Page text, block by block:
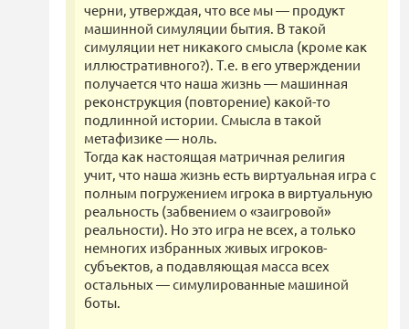
черни, утверждая, что все мы — продукт
машинной симуляции бытия. В такой
симуляции нет никакого смысла (кроме как
иллюстративного?). Т.е. в его утверждении
получается что наша жизнь — машинная
реконструкция (повторение) какой-то
подлинной истории. Смысла в такой
метафизике — ноль.
Тогда как настоящая матричная религия
учит, что наша жизнь есть виртуальная игра с
полным погружением игрока в виртуальную
реальность (забвением о «заигровой»
реальности). Но это игра не всех, а только
немногих избранных живых игроков-
субъектов, а подавляющая масса всех
остальных — симулированные машиной
боты.